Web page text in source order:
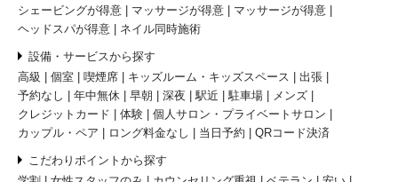
シェービングが得意
マッサージが得意
マッサージが得意
ヘッドスパが得意
ネイル同時施術
設備・サービスから探す
高級
個室 喫煙席 キッズルーム・キッズスペース
出張
予約なし
年中無休 早朝 深夜 駅近 駐車場
メンズ
クレジットカード
体験
個人サロン・プライベートサロン
カップル・ペア
ロング料金なし 当日予約 QRコード決済
こだわりポイントから探す